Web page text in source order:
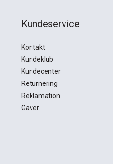
Kundeservice
Kontakt
Kundeklub
Kundecenter
Returnering
Reklamation
Gaver